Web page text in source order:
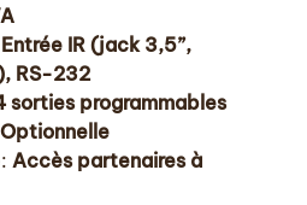
Entrée IR (jack 3,5”,
RS-232
sorties programmables
Optionnelle
Accès partenaires à